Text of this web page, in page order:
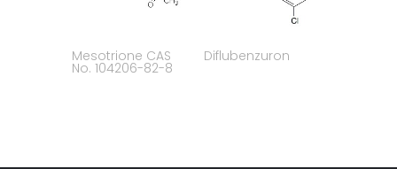
Mesotrione CAS
No. 104206-82-8
Diflubenzuron